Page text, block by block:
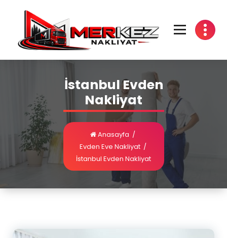
İstanbul Evden
Nakliyat
Anasayfa /
Evden Eve Nakliyat/
İstanbul Evden Nakliyat